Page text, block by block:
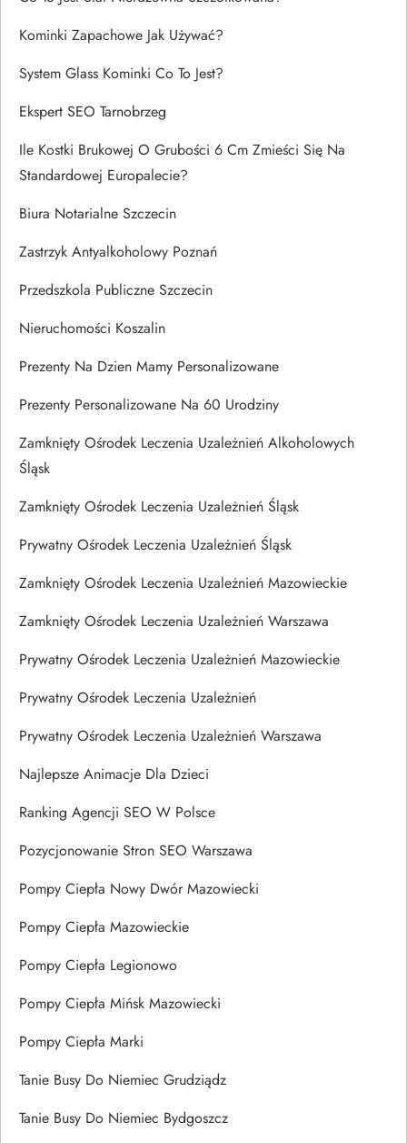
Kominki Zapachowe Jak Używać?
System Glass Kominki Co To Jest?
Ekspert SEO Tarnobrzeg
Ile Kostki Brukowej O Grubości 6 Cm Zmieści Się Na
Standardowej Europalecie?
Biura Notarialne Szczecin
Zastrzyk Antyalkoholowy Poznań
Przedszkola Publiczne Szczecin
Nieruchomości Koszalin
Prezenty Na Dzien Mamy Personalizowane
Prezenty Personalizowane Na 60 Urodziny
Zamknięty Ośrodek Leczenia Uzależnień Alkoholowych
Śląsk
Zamknięty Ośrodek Leczenia Uzależnień Śląsk
Prywatny Ośrodek Leczenia Uzależnień Śląsk
Zamknięty Ośrodek Leczenia Uzależnień Mazowieckie
Zamknięty Ośrodek Leczenia Uzależnień Warszawa
Prywatny Ośrodek Leczenia Uzależnień Mazowieckie
Prywatny Ośrodek Leczenia Uzależnień
Prywatny Ośrodek Leczenia Uzależnień Warszawa
Najlepsze Animacje Dla Dzieci
Ranking Agencji SEO W Polsce
Pozycjonowanie Stron SEO Warszawa
Pompy Ciepła Nowy Dwór Mazowiecki
Pompy Ciepła Mazowieckie
Pompy Ciepła Legionowo
Pompy Ciepła Mińsk Mazowiecki
Pompy Ciepła Marki
Tanie Busy Do Niemiec Grudziądz
Tanie Busy Do Niemiec Bydgoszcz